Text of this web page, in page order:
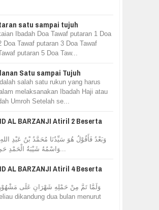
satu sampai tujuh
Ibadah Doa Tawaf putaran 1 Doa
Doa Tawaf putaran 3 Doa Tawaf
putaran 5 Doa Taw...
Satu sampai Tujuh
salah satu rukun yang harus
melaksanakan Ibadah Haji atau
Umroh Setelah se...
AL BARZANJI Atiril 2 Beserta
وَبَعْدُ فَأَقُوْلُ هُوَ سَيِّدُنَا مُحَمَّدُ بْنُ عَبْدِ
وَاسْمُهُ شَيْبَةُ الْحَمْدِ حَمِدَتْ خِصَالُهُ الس...
AL BARZANJI Atiril 4 Beserta
وَلَمَّا تَمَّ مِنْ حَمْلِهِ شَهْرَانِ عَلَى مَشْهُوْرِ
dikandung dua bulan menurut